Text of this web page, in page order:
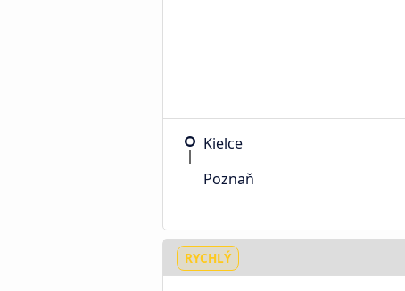
Kielce
Poznaň
RYCHLÝ